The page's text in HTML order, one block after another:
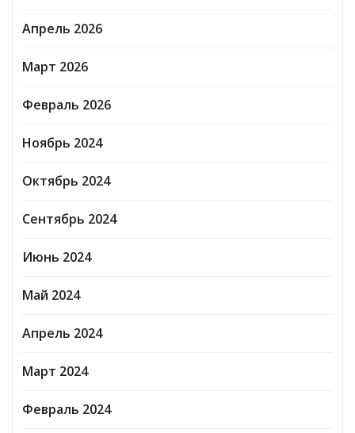
Апрель 2026
Март 2026
Февраль 2026
Ноябрь 2024
Октябрь 2024
Сентябрь 2024
Июнь 2024
Май 2024
Апрель 2024
Март 2024
Февраль 2024